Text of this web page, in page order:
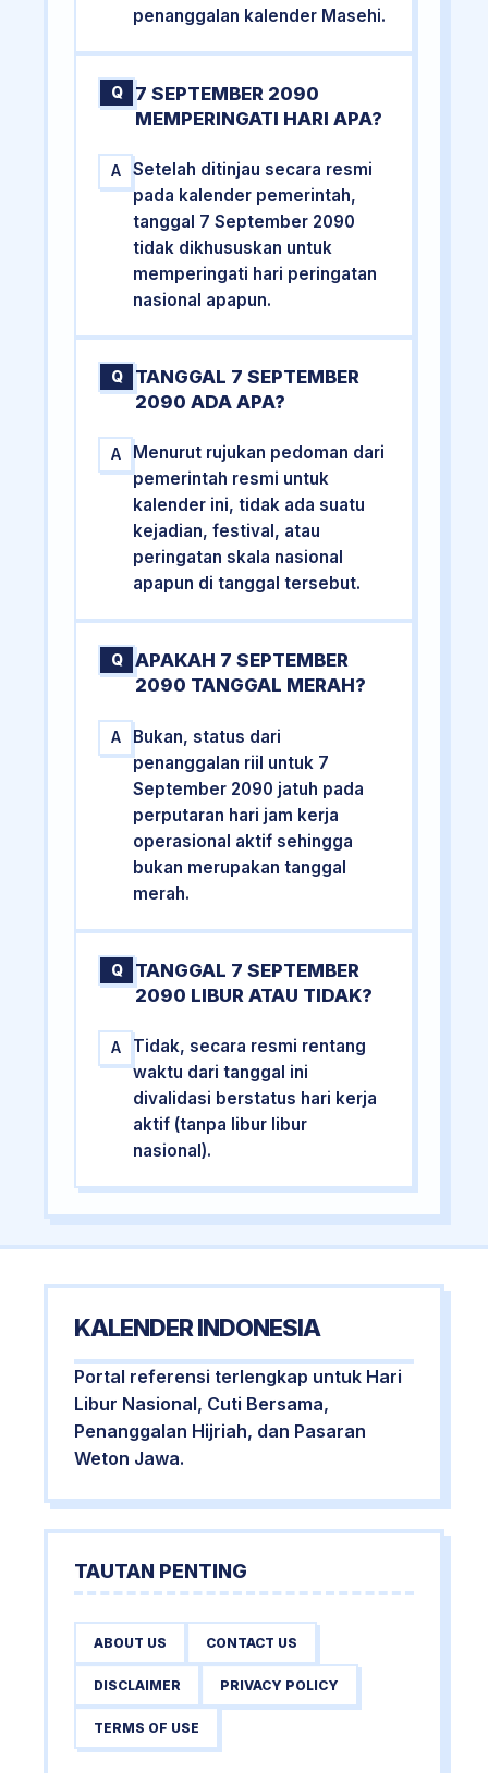
penanggalan kalender Masehi.
Q
7 SEPTEMBER 2090
MEMPERINGATI HARI APA?
A
Setelah ditinjau secara resmi
pada kalender pemerintah,
tanggal 7 September 2090
tidak dikhususkan untuk
memperingati hari peringatan
nasional apapun.
Q
TANGGAL 7 SEPTEMBER
2090 ADA APA?
A
Menurut rujukan pedoman dari
pemerintah resmi untuk
kalender ini, tidak ada suatu
kejadian, festival, atau
peringatan skala nasional
apapun di tanggal tersebut.
Q
APAKAH 7 SEPTEMBER
2090 TANGGAL MERAH?
A
Bukan, status dari
penanggalan riil untuk 7
September 2090 jatuh pada
perputaran hari jam kerja
operasional aktif sehingga
bukan merupakan tanggal
merah.
Q
TANGGAL 7 SEPTEMBER
2090 LIBUR ATAU TIDAK?
A
Tidak, secara resmi rentang
waktu dari tanggal ini
divalidasi berstatus hari kerja
aktif (tanpa libur libur
nasional).
KALENDER INDONESIA
Portal referensi terlengkap untuk Hari
Libur Nasional, Cuti Bersama,
Penanggalan Hijriah, dan Pasaran
Weton Jawa.
TAUTAN PENTING
ABOUT US CONTACT US
DISCLAIMER PRIVACY POLICY
TERMS OF USE